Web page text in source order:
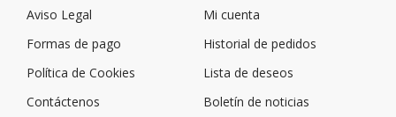
Aviso Legal
Formas de pago
Política de Cookies
Contáctenos
Mi cuenta
Historial de pedidos
Lista de deseos
Boletín de noticias